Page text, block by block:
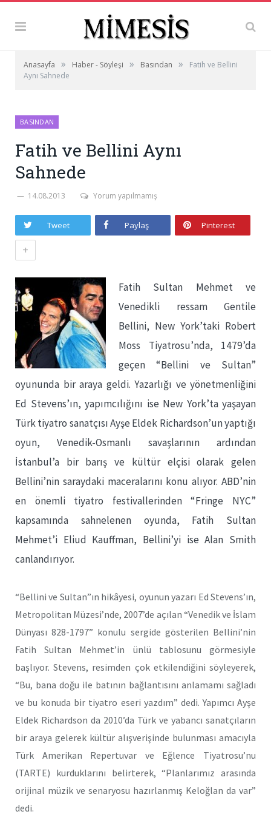
Anasayfa » Haber - Söyleşi » Basından »
Fatih ve Bellini
Aynı Sahnede
BASINDAN
Fatih ve Bellini Aynı
Sahnede
14.08.2013 Yorum yapılmamış
Tweet Paylaş Pinterest
+
Fatih Sultan Mehmet ve
Venedikli ressam Gentile
Bellini, New York’taki Robert
Moss Tiyatrosu’nda, 1479’da
geçen “Bellini ve Sultan”
oyununda bir araya geldi. Yazarlığı ve yönetmenliğini
Ed Stevens’ın, yapımcılığını ise New York’ta yaşayan
Türk tiyatro sanatçısı Ayşe Eldek Richardson’un yaptığı
oyun, Venedik-Osmanlı savaşlarının ardından
İstanbul’a bir barış ve kültür elçisi olarak gelen
Bellini’nin saraydaki maceralarını konu alıyor. ABD’nin
en önemli tiyatro festivallerinden “Fringe NYC”
kapsamında sahnelenen oyunda, Fatih Sultan
Mehmet’i Eliud Kauffman, Bellini’yi ise Alan Smith
canlandırıyor.
“Bellini ve Sultan”ın hikâyesi, oyunun yazarı Ed Stevens’ın,
Metropolitan Müzesi’nde, 2007’de açılan “Venedik ve İslam
Dünyası 828-1797” konulu sergide gösterilen Bellini’nin
Fatih Sultan Mehmet’in ünlü tablosunu görmesiyle
başlıyor. Stevens, resimden çok etkilendiğini söyleyerek,
“Bu, bana doğu ile batının bağlantısını anlamamı sağladı
ve bu konuda bir tiyatro eseri yazdım” dedi. Yapımcı Ayşe
Eldek Richardson da 2010’da Türk ve yabancı sanatçıların
bir araya gelerek kültür alışverişinde bulunması amacıyla
Türk Amerikan Repertuvar ve Eğlence Tiyatrosu’nu
(TARTE) kurduklarını belirterek, “Planlarımız arasında
orijinal müzik ve senaryosu hazırlanmış Keloğlan da var”
dedi.